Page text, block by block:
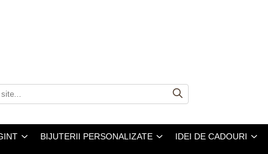
BIJUTERII PERSONALIZATE IDEI DE CADOURI